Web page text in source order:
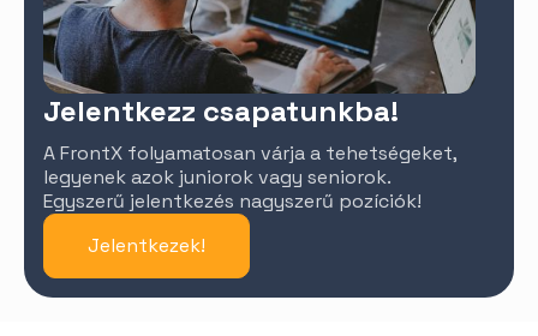
Jelentkezz csapatunkba!
A FrontX folyamatosan várja a tehetségeket,
legyenek azok juniorok vagy seniorok.
Egyszerű jelentkezés nagyszerű pozíciók!
Jelentkezek!